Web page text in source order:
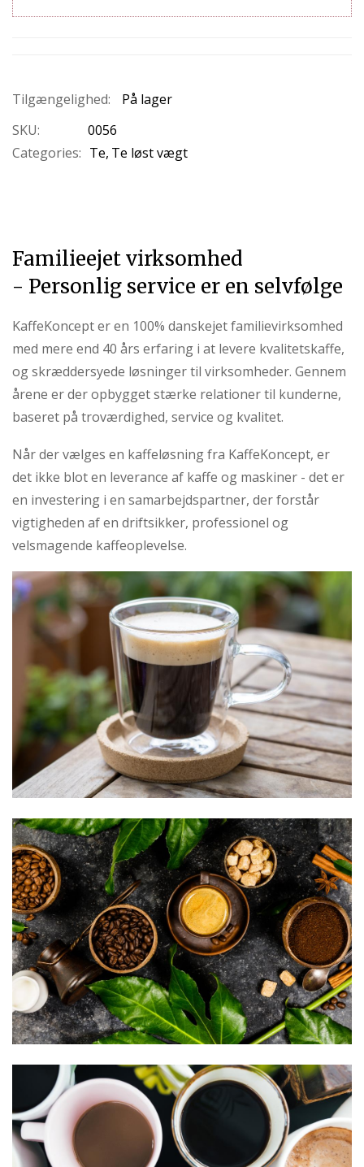
På lager
SKU
0056
Categories: Te Te løst vægt
Familieejet virksomhed
- Personlig service er en selvfølge
KaffeKoncept er en 100% danskejet familievirksomhed
med mere end 40 års erfaring i at levere kvalitetskaffe,
og skræddersyede løsninger til virksomheder. Gennem
årene er der opbygget stærke relationer til kunderne,
baseret på troværdighed, service og kvalitet.
Når der vælges en kaffeløsning fra KaffeKoncept, er
det ikke blot en leverance af kaffe og maskiner - det er
en investering i en samarbejdspartner, der forstår
vigtigheden af en driftsikker, professionel og
velsmagende kaffeoplevelse.